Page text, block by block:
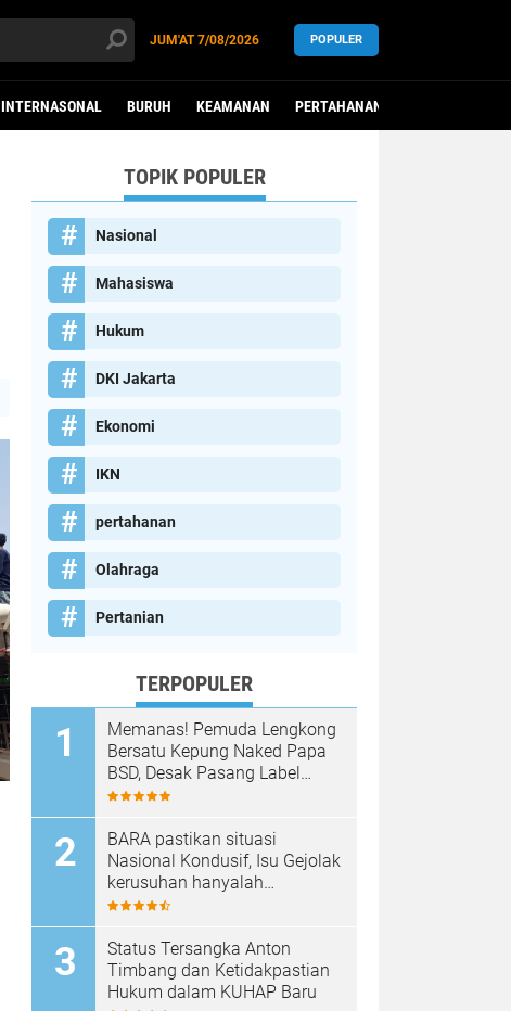
JUM'AT7/08/2026 POPULER
INTERNASONAL BURUH KEAMANAN PERTAHANAN
TOPIK POPULER
Nasional
Mahasiswa
Hukum
DKI Jakarta
Ekonomi
IKN
pertahanan
Olahraga
Pertanian
TERPOPULER
Memanas! Pemuda Lengkong
Bersatu Kepung Naked Papa
BSD, Desak Pasang Label
Non-Halal dan Prioritaskan
BARA pastikan situasi
Nasional Kondusif, Isu Gejolak
kerusuhan hanyalah
Propaganda para oknum
Status Tersangka Anton
Timbang dan Ketidakpastian
Hukum dalam KUHAP Baru